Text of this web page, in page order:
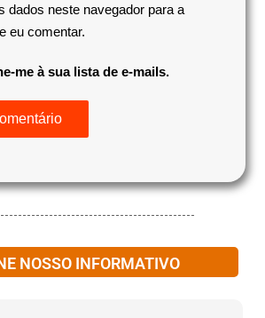
dados neste navegador para a
eu comentar.
me à sua lista de e-mails.
NOSSO INFORMATIVO